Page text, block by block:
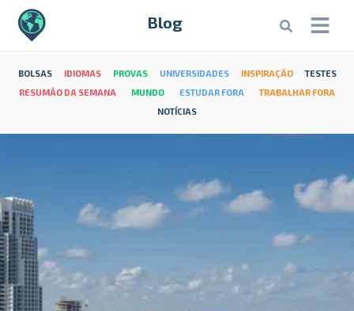
Blog
BOLSAS IDIOMAS PROVAS UNIVERSIDADES INSPIRAÇÃO
TESTES
RESUMÃO DA SEMANA
MUNDO ESTUDAR FORA
TRABALHAR FORA
NOTÍCIAS